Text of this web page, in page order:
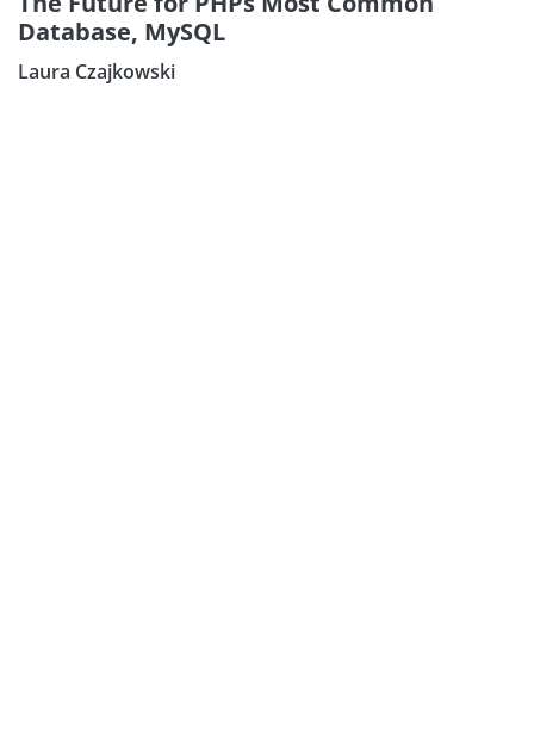
Database, MySQL
Laura Czajkowski